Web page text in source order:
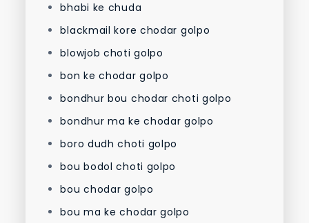
bhabi ke chuda
blackmail kore chodar golpo
blowjob choti golpo
bon ke chodar golpo
bondhur bou chodar choti golpo
bondhur ma ke chodar golpo
boro dudh choti golpo
bou bodol choti golpo
bou chodar golpo
bou ma ke chodar golpo